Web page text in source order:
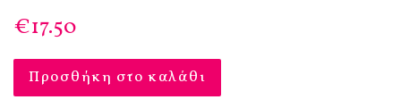
€17.50
Προσθήκη στο καλάθι